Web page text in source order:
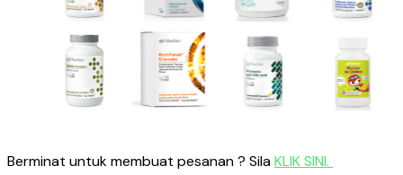
Berminat untuk membuat pesanan ? SilaKLIK SINI.